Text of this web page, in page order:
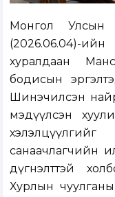
Монгол Улсын
(2026.06.04)-
хуралдаан
бодисын
Шинэчилсэн
мэдүүлсэн
санаачлагчийн
дүгнэлттэй
Хурлын чуулганы